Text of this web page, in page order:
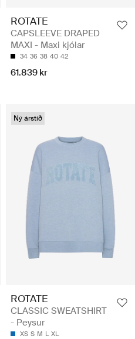
ROTATE
CAPSLEEVE DRAPED
MAXI - Maxi kjólar
34 36 38 40 42
61.839 kr
Ný árstíð
ROTATE
CLASSIC SWEATSHIRT
- Peysur
XS S M L XL